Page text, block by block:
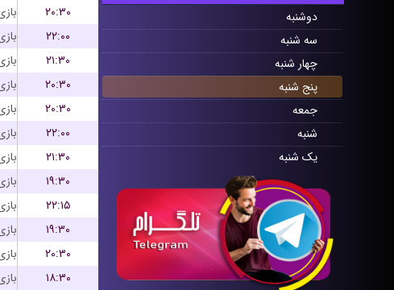
دوشنبه
سه شنبه
چهار شنبه
پنج شنبه
جمعه
شنبه
یک شنبه
۲۰:۳۰
۲۲:۰۰
۲۱:۳۰
۲۰:۳۰
۲۰:۳۰
۲۲:۰۰
۲۱:۳۰
۱۹:۳۰
۲۲:۱۵
۱۹:۳۰
۲۰:۳۰
۱۸:۳۰